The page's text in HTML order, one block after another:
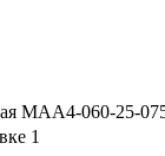
MAA4-060-25-
1